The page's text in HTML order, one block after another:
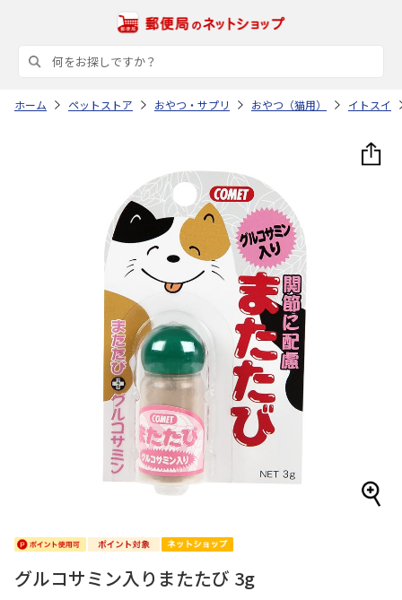
ホーム ペットストア おやつ・サプリ おやつ（猫用） イトスイ
グルコサミン入りまたたび 3g